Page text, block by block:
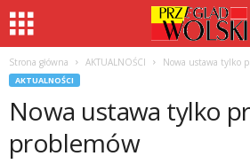
Strona główna AKTUALNOŚCI Nowa ustawa tylko
AKTUALNOŚCI
Nowa ustawa tylko
problemów